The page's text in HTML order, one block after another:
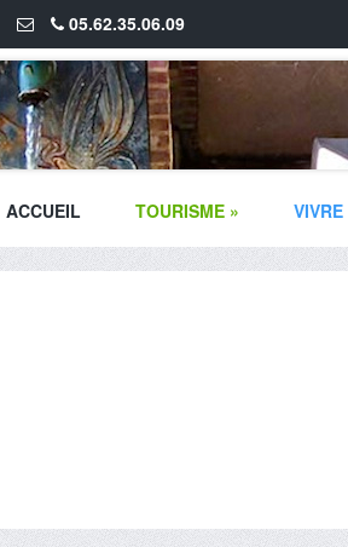
05.62.35.06.09
ACCUEIL TOURISME » VIVRE